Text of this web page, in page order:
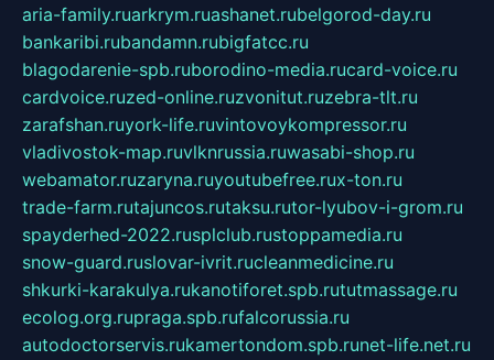
aria-family.ruarkrym.ruashanet.rubelgorod-day.ru
bankaribi.rubandamn.rubigfatcc.ru
blagodarenie-spb.ruborodino-media.rucard-voice.ru
cardvoice.ruzed-online.ruzvonitut.ruzebra-tlt.ru
zarafshan.ruyork-life.ruvintovoykompressor.ru
vladivostok-map.ruvlknrussia.ruwasabi-shop.ru
webamator.ruzaryna.ruyoutubefree.rux-ton.ru
trade-farm.rutajuncos.rutaksu.rutor-lyubov-i-grom.ru
spayderhed-2022.rusplclub.rustoppamedia.ru
snow-guard.ruslovar-ivrit.rucleanmedicine.ru
shkurki-karakulya.rukanotiforet.spb.rututmassage.ru
ecolog.org.rupraga.spb.rufalcorussia.ru
autodoctorservis.rukamertondom.spb.runet-life.net.ru